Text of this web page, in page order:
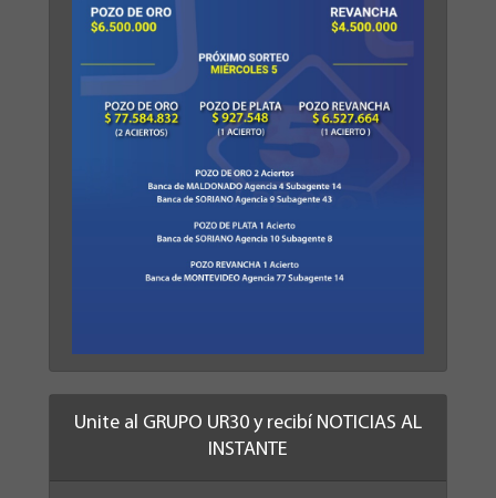
Unite al GRUPO UR30 y recibí NOTICIAS AL
INSTANTE